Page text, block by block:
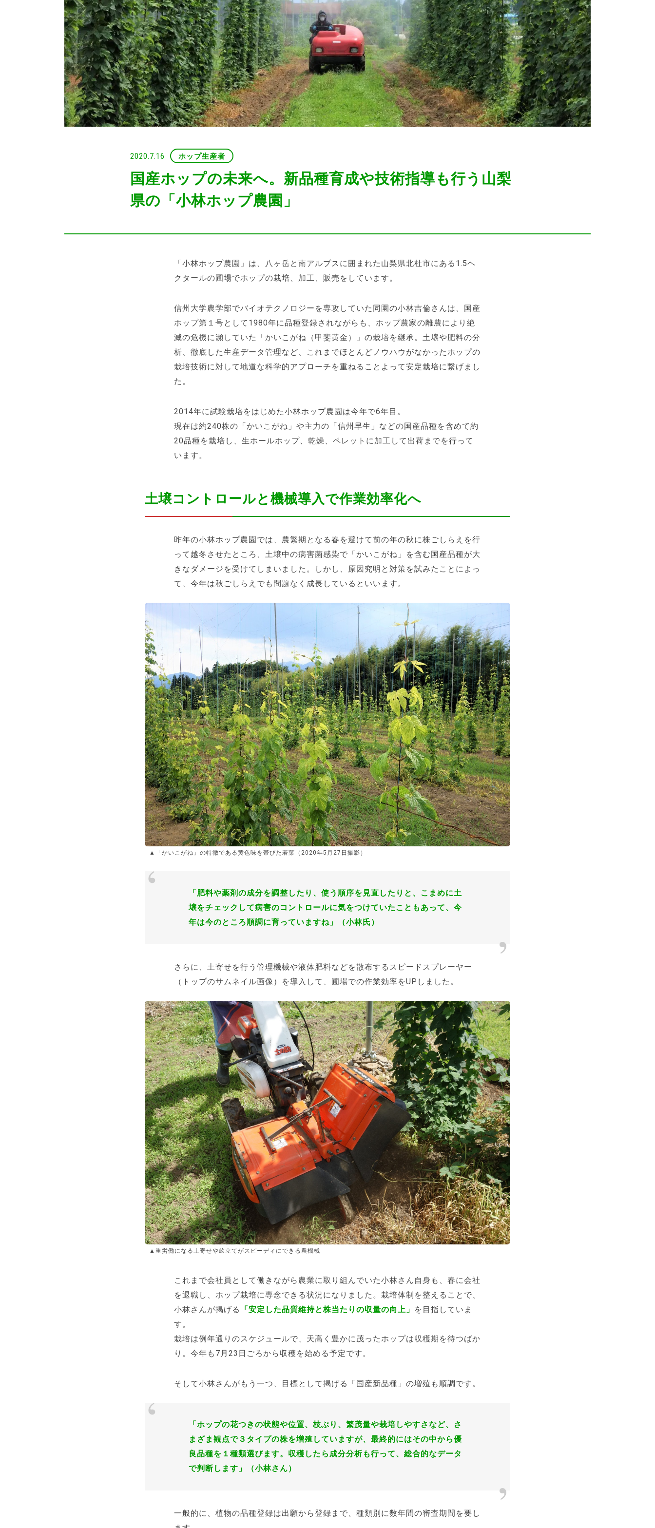
2020.7.16 ホップ生産者
国産ホップの未来へ。新品種育成や技術指導も行う山梨
県の「小林ホップ農園」
「小林ホップ農園」は、八ヶ岳と南アルプスに囲まれた山梨県北杜市にある1.5ヘ
クタールの圃場でホップの栽培、加工、販売をしています。
信州大学農学部でバイオテクノロジーを専攻していた同園の小林吉倫さんは、国産
ホップ第１号として1980年に品種登録されながらも、ホップ農家の離農により絶
滅の危機に瀕していた「かいこがね（甲斐黄金）」の栽培を継承。土壌や肥料の分
析、徹底した生産データ管理など、これまでほとんどノウハウがなかったホップの
栽培技術に対して地道な科学的アプローチを重ねることよって安定栽培に繋げまし
た。
2014年に試験栽培をはじめた小林ホップ農園は今年で6年目。
現在は約240株の「かいこがね」や主力の「信州早生」などの国産品種を含めて約
20品種を栽培し、生ホールホップ、乾燥、ペレットに加工して出荷までを行って
います。
土壌コントロールと機械導入で作業効率化へ
昨年の小林ホップ農園では、農繁期となる春を避けて前の年の秋に株ごしらえを行
って越冬させたところ、土壌中の病害菌感染で「かいこがね」を含む国産品種が大
きなダメージを受けてしまいました。しかし、原因究明と対策を試みたことによっ
て、今年は秋ごしらえでも問題なく成長しているといいます。
▲「かいこがね」の特徴である黄色味を帯びた若葉（2020年5月27日撮影）
「肥料や薬剤の成分を調整したり、使う順序を見直したりと、こまめに土
壌をチェックして病害のコントロールに気をつけていたこともあって、今
年は今のところ順調に育っていますね」（小林氏）
さらに、土寄せを行う管理機械や液体肥料などを散布するスピードスプレーヤー
（トップのサムネイル画像）を導入して、圃場での作業効率をUPしました。
▲重労働になる土寄せや畝立てがスピーディにできる農機械
これまで会社員として働きながら農業に取り組んでいた小林さん自身も、春に会社
を退職し、ホップ栽培に専念できる状況になりました。栽培体制を整えることで、
小林さんが掲げる
「安定した品質維持と株当たりの収量の向上」 を目指していま
す。
栽培は例年通りのスケジュールで、天高く豊かに茂ったホップは収穫期を待つばか
り。今年も7月23日ごろから収穫を始める予定です。
そして小林さんがもう一つ、目標として掲げる「国産新品種」の増殖も順調です。
「ホップの花つきの状態や位置、枝ぶり、繁茂量や栽培しやすさなど、さ
まざま観点で３タイプの株を増殖していますが、最終的にはその中から優
良品種を１種類選びます。収穫したら成分分析も行って、総合的なデータ
で判断します」（小林さん）
一般的に、植物の品種登録は出願から登録まで、種類別に数年間の審査期間を要し